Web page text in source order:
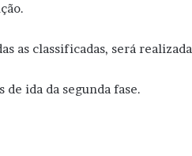
as classificadas, será
de ida da segunda fase.